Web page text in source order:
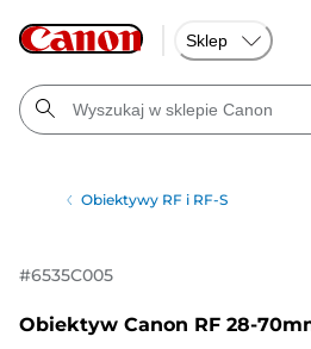
Sklep
Obiektywy RF i RF-S
#6535C005
Obiektyw Canon RF 28-